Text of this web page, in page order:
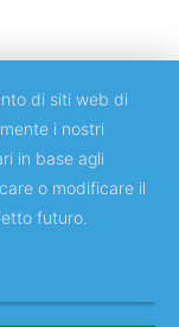
Vergata
di siti web di
i nostri
in base agli
o modificare il
futuro.